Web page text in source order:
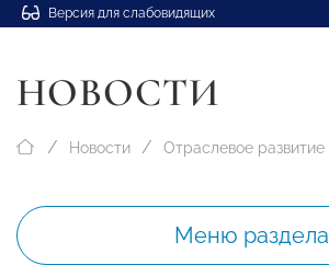
Версия для слабовидящих
НОВОСТИ
Новости Отраслевое развитие
Меню раздела